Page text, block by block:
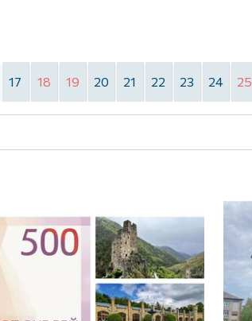
17 18 19 20 21 22 23 24 25